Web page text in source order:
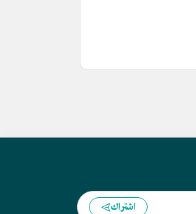
اشتراك